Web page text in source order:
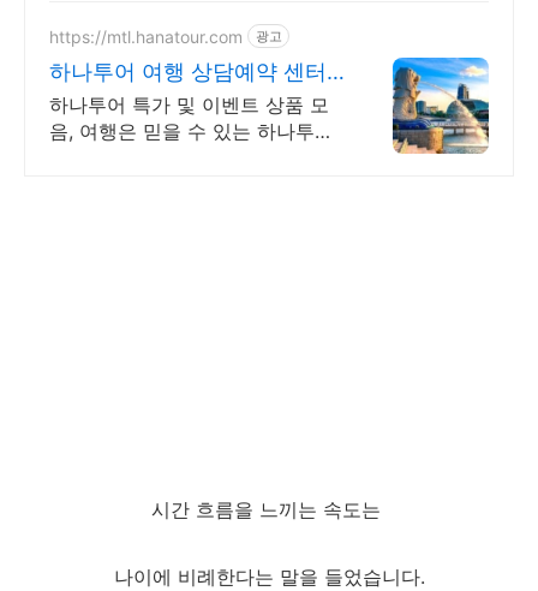
https://mtl.hanatour.com 광고
하나투어 여행 상담예약 센터
하나투어 공식인증예약센터 !
하나투어 특가 및 이벤트 상품 모
음, 여행은 믿을 수 있는 하나투어
시간 흐름을 느끼는 속도는
나이에 비례한다는 말을 들었습니다.